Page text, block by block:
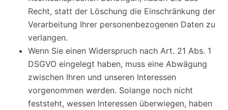
Recht, statt der Löschung die Einschränkung der
Verarbeitung Ihrer personenbezogenen Daten zu
verlangen.
Wenn Sie einen Widerspruch nach Art. 21 Abs. 1
DSGVO eingelegt haben, muss eine Abwägung
zwischen Ihren und unseren Interessen
vorgenommen werden. Solange noch nicht
feststeht, wessen Interessen überwiegen, haben